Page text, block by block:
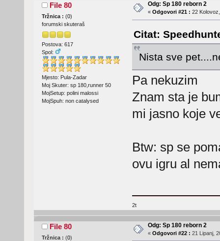
File 80
Tržnica : (0)
forumski skuteraš
Postova: 617
Spol:
Mjesto: Pula-Zadar
Moj Skuter: sp 180,runner 50
MojSetup: polini malossi
MojSpuh: non catalysed
Odg: Sp 180 reborn 2
« Odgovori #21 : 22
Citat:
Nista sve
Pa nekuzim
Znam sta je
mi jasno koje
Btw: sp se
ovu igru al
2t
File 80
Tržnica : (0)
Odg: Sp 180 reborn 2
« Odgovori #22 : 21 Lipanj,